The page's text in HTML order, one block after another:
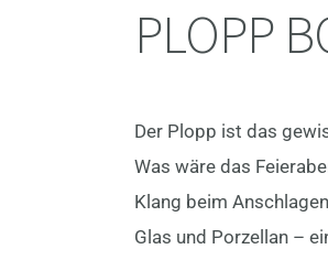
PLOPP
Der Plopp ist das
Was wäre das
Klang beim
Glas und Porzellan –